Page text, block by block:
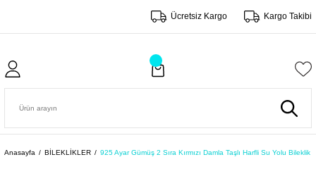
Ücretsiz Kargo Kargo Takibi
Anasayfa BİLEKLİKLER 925 Ayar Gümüş 2 Sıra Kırmızı Damla Taşlı Harfli Su Yolu Bileklik